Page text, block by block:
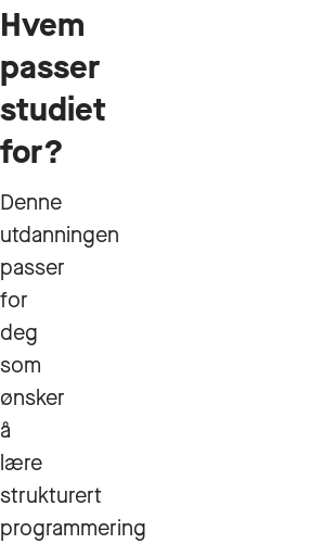
Hvem
passer
studiet
for?
Denne
utdanningen
passer
for
deg
som
ønsker
å
lære
strukturert
programmering